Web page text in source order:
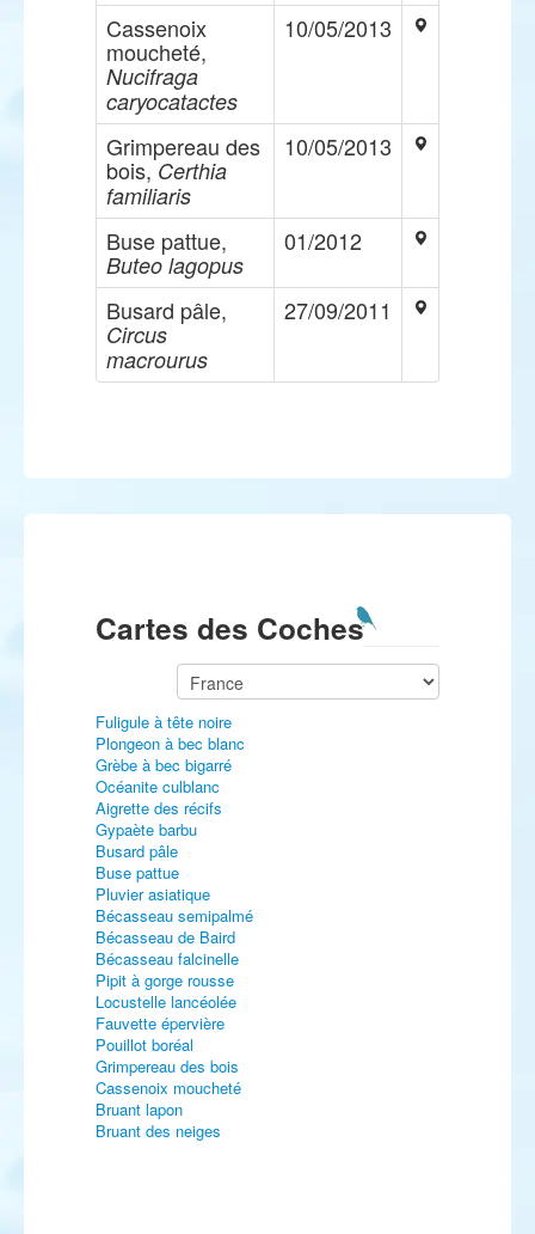
Cassenoix
moucheté,
Nucifraga
caryocatactes
10/05/2013
Grimpereau des
bois,Certhia
familiaris
10/05/2013
Buse pattue,
Buteo lagopus
01/2012
Busard pâle,
Circus
macrourus
27/09/2011
Cartes des Coches
Fuligule à tête noire
Plongeon à bec blanc
Grèbe à bec bigarré
Océanite culblanc
Aigrette des récifs
Gypaète barbu
Busard pâle
Buse pattue
Pluvier asiatique
Bécasseau semipalmé
Bécasseau de Baird
Bécasseau falcinelle
Pipit à gorge rousse
Locustelle lancéolée
Fauvette épervière
Pouillot boréal
Grimpereau des bois
Cassenoix moucheté
Bruant lapon
Bruant des neiges